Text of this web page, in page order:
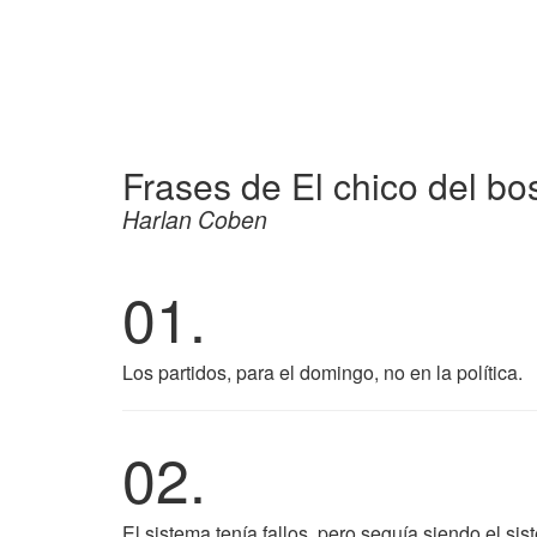
Frases de El chico del
Harlan Coben
01.
Los partidos, para el domingo, no en la política.
02.